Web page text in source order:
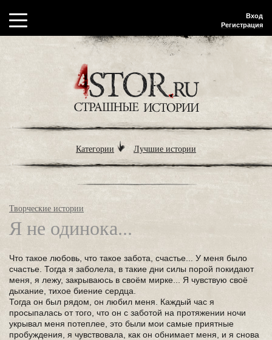
Вход
Регистрация
Категории Лучшие истории
Творческие истории
Я не одинока...
Что такое любовь, что такое забота, счастье... У меня было
счастье. Тогда я заболела, в такие дни силы порой покидают
меня, я лежу, закрываюсь в своём мирке... Я чувствую своё
дыхание, тихое биение сердца.
Тогда он был рядом, он любил меня. Каждый час я
просыпалась от того, что он с заботой на протяжении ночи
укрывал меня потеплее, это были мои самые приятные
пробуждения, я чувствовала, как он обнимает меня, и я снова